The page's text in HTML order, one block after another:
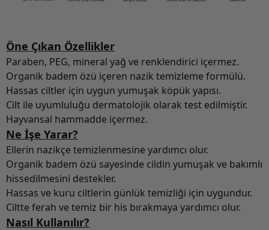
Öne Çıkan Özellikler
Paraben, PEG, mineral yağ ve renklendirici içermez.
Organik badem özü içeren nazik temizleme formülü.
Hassas ciltler için uygun yumuşak köpük yapısı.
Cilt ile uyumluluğu dermatolojik olarak test edilmiştir.
Hayvansal hammadde içermez.
Ne İşe Yarar?
Ellerin nazikçe temizlenmesine yardımcı olur.
Organik badem özü sayesinde cildin yumuşak ve bakımlı
hissedilmesini destekler.
Hassas ve kuru ciltlerin günlük temizliği için uygundur.
Ciltte ferah ve temiz bir his bırakmaya yardımcı olur.
Nasıl Kullanılır?